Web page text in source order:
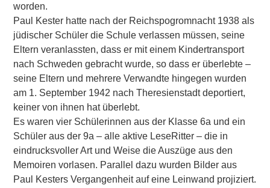
worden.
Paul Kester hatte nach der Reichspogromnacht 1938 als
jüdischer Schüler die Schule verlassen müssen, seine
Eltern veranlassten, dass er mit einem Kindertransport
nach Schweden gebracht wurde, so dass er überlebte –
seine Eltern und mehrere Verwandte hingegen wurden
am 1. September 1942 nach Theresienstadt deportiert,
keiner von ihnen hat überlebt.
Es waren vier Schülerinnen aus der Klasse 6a und ein
Schüler aus der 9a – alle aktive LeseRitter – die in
eindrucksvoller Art und Weise die Auszüge aus den
Memoiren vorlasen. Parallel dazu wurden Bilder aus
Paul Kesters Vergangenheit auf eine Leinwand projiziert.